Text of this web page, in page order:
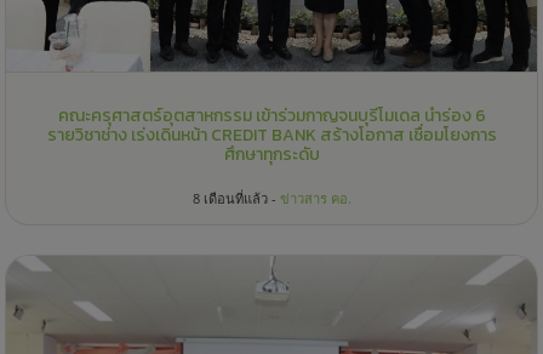
คณะครุศาสตร์อุตสาหกรรม เข้าร่วมกาญจนบุรีโมเดล นำร่อง 6
รายวิชาช่าง เร่งเดินหน้า CREDIT BANK สร้างโอกาส เชื่อมโยงการ
ศึกษาทุกระดับ
8 เดือนที่แล้ว - ข่าวสาร คอ.